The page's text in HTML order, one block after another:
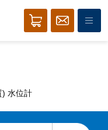
) 水位計